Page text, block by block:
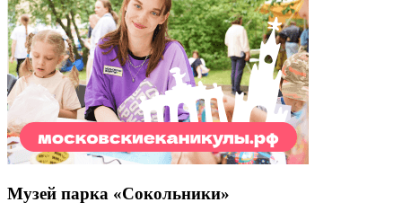
Музей парка «Сокольники»